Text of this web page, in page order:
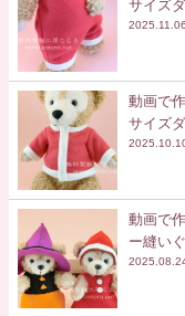
サイズ
2025.11.06
動画で
サイズ
動画で
ー縫い